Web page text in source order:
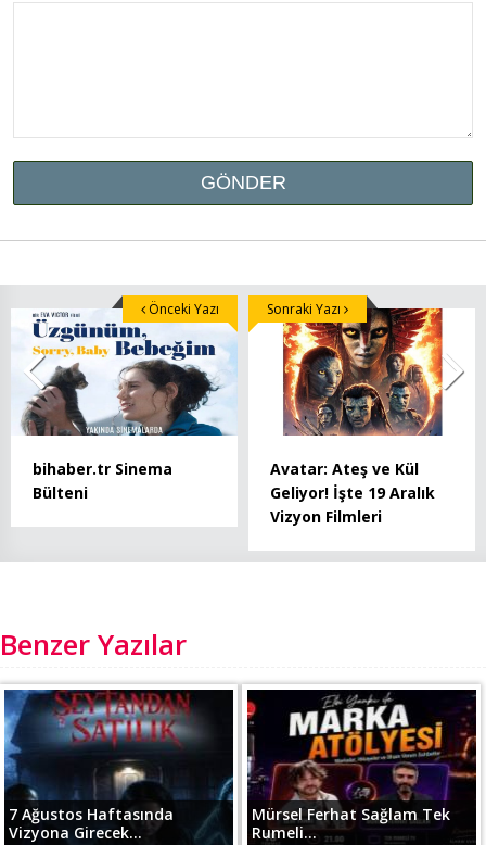
bihaber.tr Sinema
Bülteni
Önceki Yazı
Avatar: Ateş ve Kül
Geliyor! İşte 19 Aralık
Vizyon Filmleri
Sonraki Yazı
Benzer Yazılar
7 Ağustos Haftasında
Vizyona Girecek...
Mürsel Ferhat Sağlam Tek
Rumeli...